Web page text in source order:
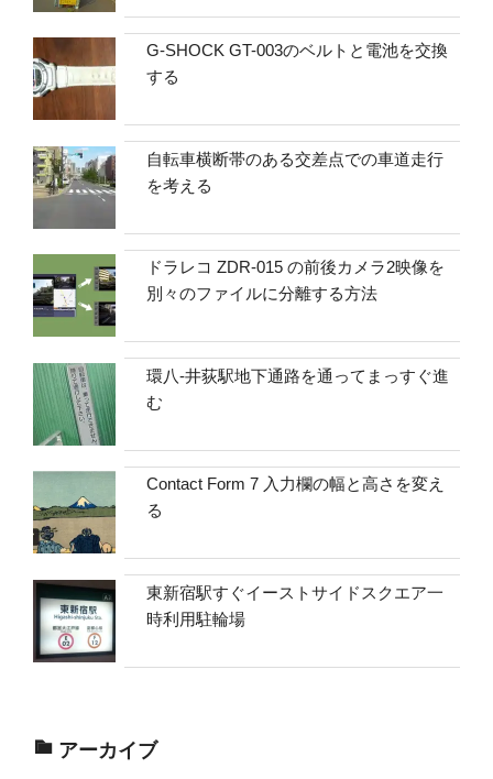
G-SHOCK GT-003のベルトと電池を交換
する
自転車横断帯のある交差点での車道走行
を考える
ドラレコ ZDR-015 の前後カメラ2映像を
別々のファイルに分離する方法
環八-井荻駅地下通路を通ってまっすぐ進
む
Contact Form 7 入力欄の幅と高さを変え
る
東新宿駅すぐイーストサイドスクエア一
時利用駐輪場
アーカイブ